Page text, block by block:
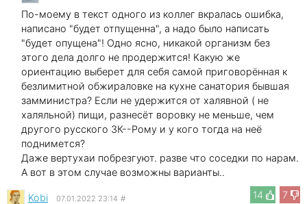
По-моему в текст одного из коллег вкралась ошибка,
написано "будет отпущенна", а надо было написать
"будет опущена"! Одно ясно, никакой организм без
этого дела долго не продержится! Какую же
ориентацию выберет для себя самой приговорённая к
безлимитной обжираловке на кухне санатория бывшая
замминистра? Если не удержится от халявной ( не
халяльной) пищи, разнесёт воровку не меньше, чем
другого русского ЗК--Рому и у кого тогда на неё
поднимется?
Даже вертухаи побрезгуют. разве что соседки по нарам.
А вот в этом случае возможны варианты..
14
7
Kobi 07.01.2022 23:14 #